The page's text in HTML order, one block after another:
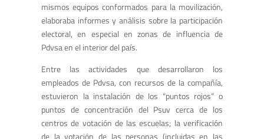
mismos equipos conformados para la movilización,
elaboraba informes y análisis sobre la participación
electoral, en especial en zonas de influencia de
Pdvsa en el interior del país.
Entre las actividades que desarrollaron los
empleados de Pdvsa, con recursos de la compañía,
estuvieron la instalación de los “puntos rojos” o
puntos de concentración del Psuv cerca de los
centros de votación de las escuelas; la verificación
de la votación de las personas (incluidas en las